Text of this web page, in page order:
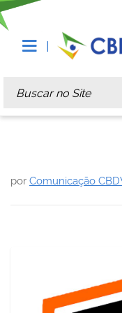
Busca
Busca Avançada…
por Comunicação